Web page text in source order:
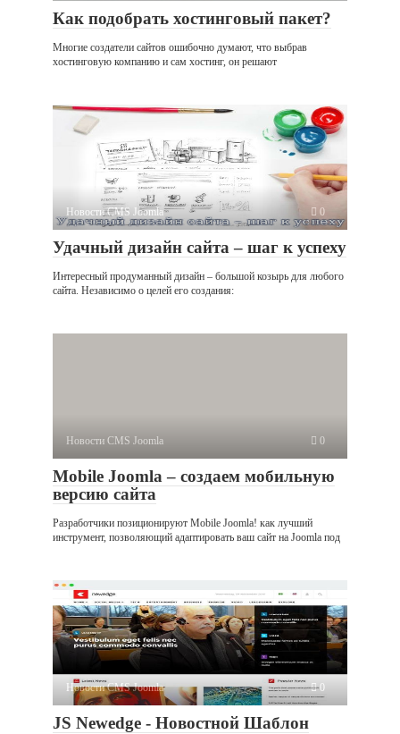
Как подобрать хостинговый пакет?
Многие создатели сайтов ошибочно думают, что выбрав
хостинговую компанию и сам хостинг, он решают
Новости CMS Joomla 0
Удачный дизайн сайта – шаг к успеху
Интересный продуманный дизайн – большой козырь для любого
сайта. Независимо о целей его создания:
Новости CMS Joomla 0
Mobile Joomla – создаем мобильную
версию сайта
Разработчики позиционируют Mobile Joomla! как лучший
инструмент, позволяющий адаптировать ваш сайт на Joomla под
Новости CMS Joomla 0
JS Newedge - Новостной Шаблон